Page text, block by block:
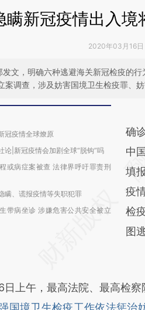
瞒新冠疫情出入境
2020年03月16日
发文，明确六种逃避海关新冠检疫的
案调查，涉及妨害国境卫生检疫罪、
冠疫情全球燎原
论|新冠疫情会加剧全球“脱钩”吗
或病症案被查 法律界呼吁罪责刑
瞒、谎报疫情等失职犯罪
带病坐诊 涉嫌危害公共安全被立
请
成
新
对
确
中
填
疫
检
图
午，最高法院、最高检察
国境卫生检疫工作依法惩治